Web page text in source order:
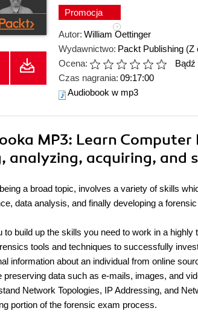
Promocja
Autor: William Oettinger
Wydawnictwo: Packt Publishing (Z
Ocena:
Czas nagrania: 09:17:00
Audiobook w mp3
MP3: Learn Computer
analyzing, acquiring, and
a broad topic, involves a variety of skills
data analysis, and finally developing a
to build up the skills you need to work in a
tools and techniques to successfully
information about an individual from online
preserving data such as e-mails, images, and
Network Topologies, IP Addressing, and
portion of the forensic exam process.